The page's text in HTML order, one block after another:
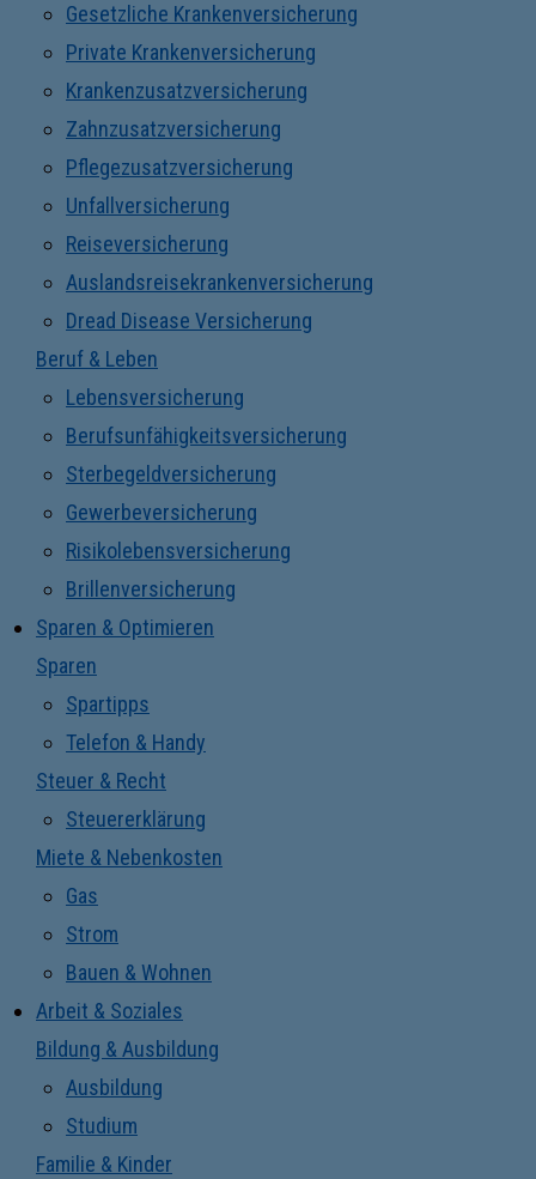
Gesetzliche Krankenversicherung
Private Krankenversicherung
Krankenzusatzversicherung
Zahnzusatzversicherung
Pflegezusatzversicherung
Unfallversicherung
Reiseversicherung
Auslandsreisekrankenversicherung
Dread Disease Versicherung
Beruf & Leben
Lebensversicherung
Berufsunfähigkeitsversicherung
Sterbegeldversicherung
Gewerbeversicherung
Risikolebensversicherung
Brillenversicherung
Sparen & Optimieren
Sparen
Spartipps
Telefon & Handy
Steuer & Recht
Steuererklärung
Miete & Nebenkosten
Gas
Strom
Bauen & Wohnen
Arbeit & Soziales
Bildung & Ausbildung
Ausbildung
Studium
Familie & Kinder